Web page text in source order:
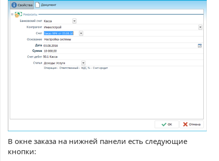
В окне заказа на нижней панели есть следующие
кнопки: